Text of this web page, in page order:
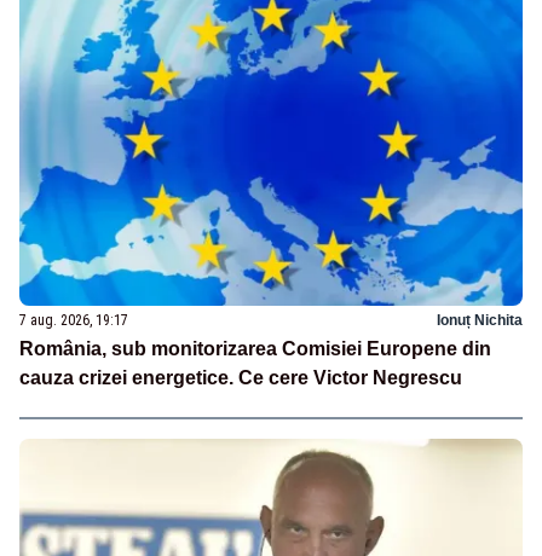
7 aug. 2026, 19:17 Ionuț Nichita
România, sub monitorizarea Comisiei Europene din
cauza crizei energetice. Ce cere Victor Negrescu